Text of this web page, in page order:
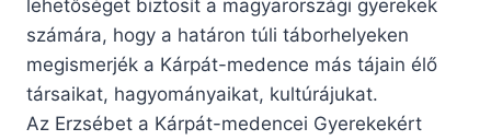
lehetőséget biztosít a magyarországi gyerekek
számára, hogy a határon túli táborhelyeken
megismerjék a Kárpát-medence más tájain élő
társaikat, hagyományaikat, kultúrájukat.
Az Erzsébet a Kárpát-medencei Gyerekekért